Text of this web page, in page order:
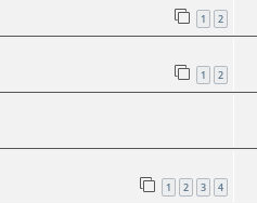
1 2
1 2
1 2 3 4